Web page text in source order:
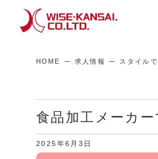
HOME 求人情報 スタイル
食品加工メーカ
2025年6月3日